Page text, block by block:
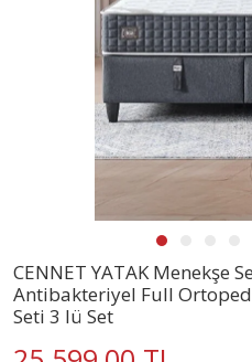
CENNET YATAK Menekşe
Antibakteriyel Full
Seti 3 lü Set